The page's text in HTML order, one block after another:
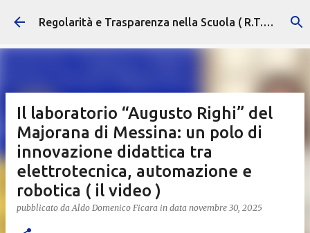
Passa ai contenuti principali Regolarità e Trasparenza nella Scuola ( R.T.S. )
Il laboratorio “Augusto Righi” del
Majorana di Messina: un polo di
innovazione didattica tra
elettrotecnica, automazione e
robotica ( il video )
pubblicato daAldo Domenico Ficara in data novembre 30, 2025